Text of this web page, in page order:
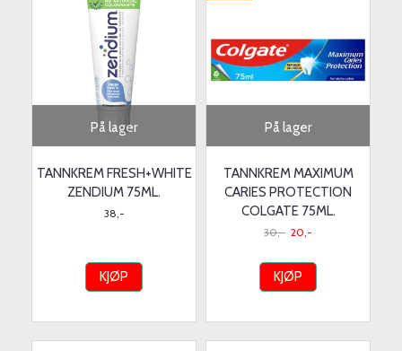
På lager
TANNKREM FRESH+WHITE
ZENDIUM 75ML.
38,-
KJØP
På lager
TANNKREM MAXIMUM
CARIES PROTECTION
COLGATE 75ML.
30,- 20,-
KJØP